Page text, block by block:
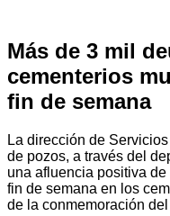
Más de 3 mil
cementerios
fin de semana
La dirección de
de pozos, a través del
una afluencia positiva
fin de semana en los
de la conmemoración